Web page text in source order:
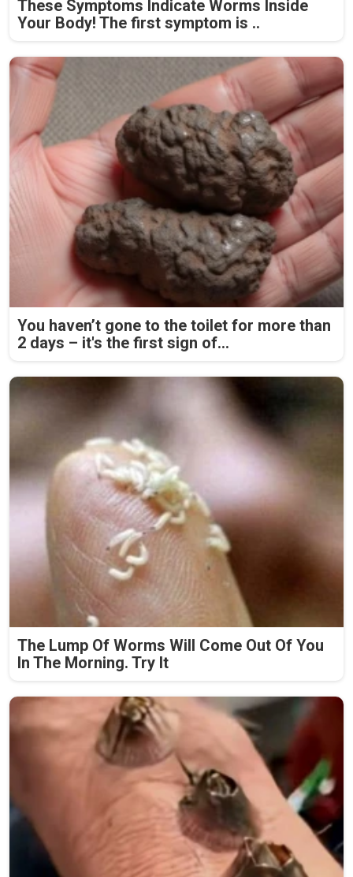
These Symptoms Indicate Worms Inside
Your Body! The first symptom is ..
You haven’t gone to the toilet for more than
2 days – it's the first sign of...
The Lump Of Worms Will Come Out Of You
In The Morning. Try It